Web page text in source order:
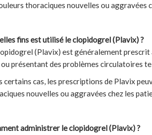
thoraciques nouvelles ou aggravées
fins est utilisé le clopidogrel (Plavix) ?
(Plavix) est généralement prescrit
ou présentant des problèmes circulatoires
certains cas, les prescriptions de Plavix
nouvelles ou aggravées chez les
administrer le clopidogrel (Plavix) ?